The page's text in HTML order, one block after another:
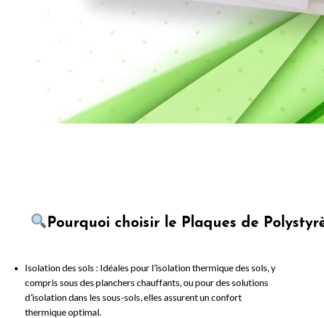
Pourquoi choisir le Plaques de
Isolation des sols : Idéales pour l’isolation thermique des sols, y
compris sous des planchers chauffants, ou pour des solutions
d’isolation dans les sous-sols, elles assurent un confort
thermique optimal.